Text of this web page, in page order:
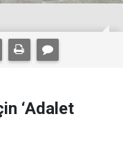
‘Adalet